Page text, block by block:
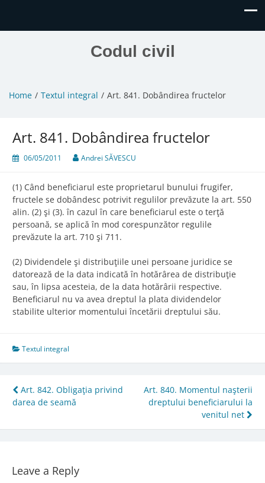
Codul civil
Home Textul integral Art. 841. Dobândirea fructelor
Art. 841. Dobândirea fructelor
06/05/2011 Andrei SĂVESCU
(1) Când beneficiarul este proprietarul bunului frugifer,
fructele se dobândesc potrivit regulilor prevăzute la art. 550
alin. (2) şi (3). în cazul în care beneficiarul este o terţă
persoană, se aplică în mod corespunzător regulile
prevăzute la art. 710 şi 711.
(2) Dividendele şi distribuţiile unei persoane juridice se
datorează de la data indicată în hotărârea de distribuţie
sau, în lipsa acesteia, de la data hotărârii respective.
Beneficiarul nu va avea dreptul la plata dividendelor
stabilite ulterior momentului încetării dreptului său.
Textul integral
Post
navigation
Art. 842. Obligaţia privind
darea de seamă
Art. 840. Momentul naşterii
dreptului beneficiarului la
venitul net
Leave a Reply